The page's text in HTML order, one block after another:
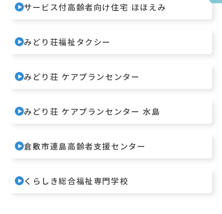
サービス付高齢者向け住宅 ほほえみ
みどり荘福祉タクシー
みどり荘 ケアプランセンター
みどり荘 ケアプランセンター 水島
倉敷市連島高齢者支援センター
くらしき総合福祉専門学校